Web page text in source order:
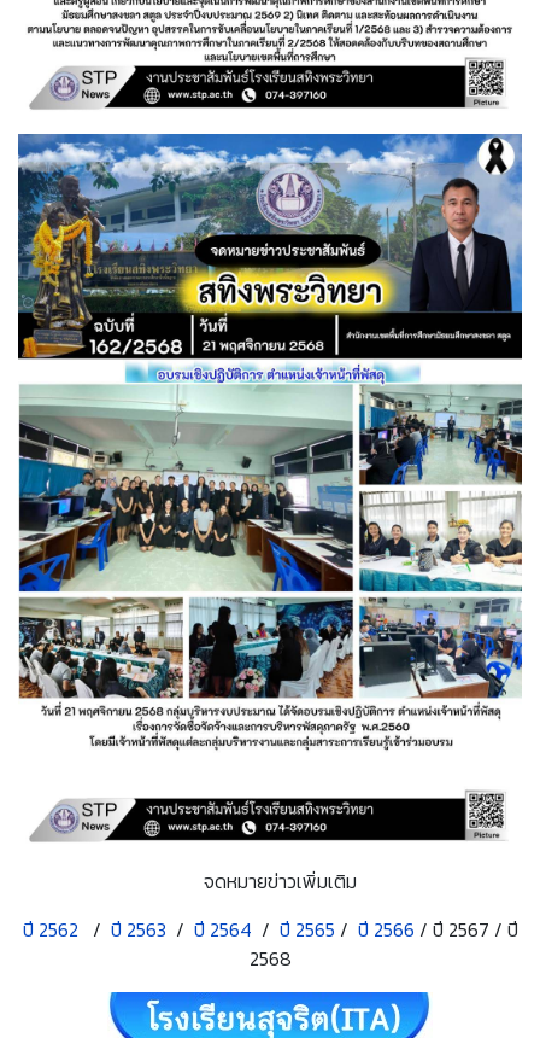
จดหมายข่าวเพิ่มเติม
ปี 2562 / ปี 2563 / ปี 2564 / ปี 2565 / ปี 2566 / ปี 2567 / ปี
2568